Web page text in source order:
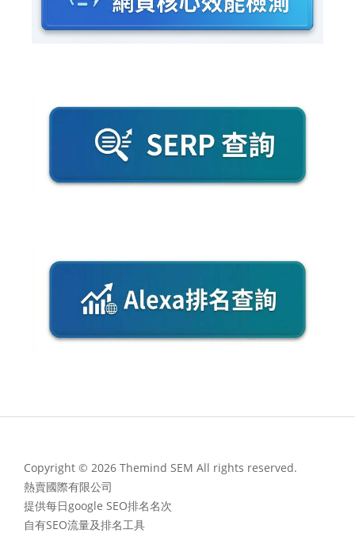
Copyright © 2026 Themind SEM All rights reserved.
熱賣國際有限公司
提供每日google SEO排名名次
自有SEO流量及排名工具